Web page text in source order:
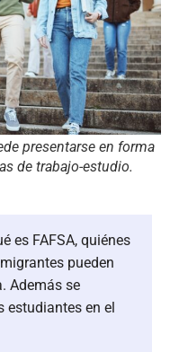
presentarse en forma
de trabajo-estudio.
es FAFSA, quiénes
pueden
Además se
estudiantes en el